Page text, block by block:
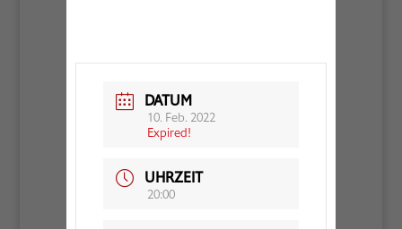
DATUM
10. Feb. 2022
Expired!
UHRZEIT
20:00